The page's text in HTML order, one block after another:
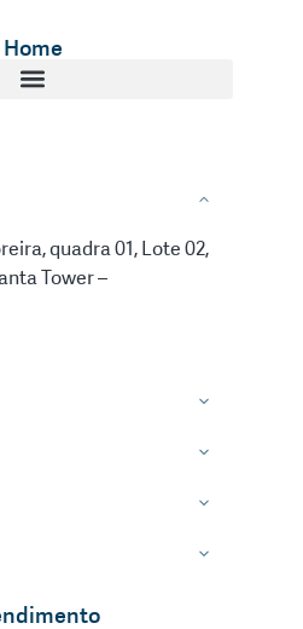
Home
quadra 01, Lote 02,
Tower –